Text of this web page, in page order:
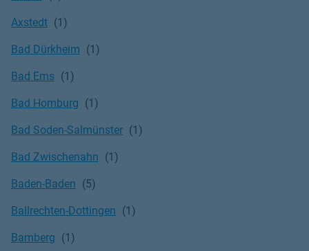
Axstedt
Bad Dürkheim
Bad Ems
Bad Homburg
Bad Soden-Salmünster
Bad Zwischenahn
Baden-Baden
Ballrechten-Dottingen
Bamberg